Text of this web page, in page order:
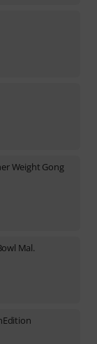
Weight Gong
Mal.